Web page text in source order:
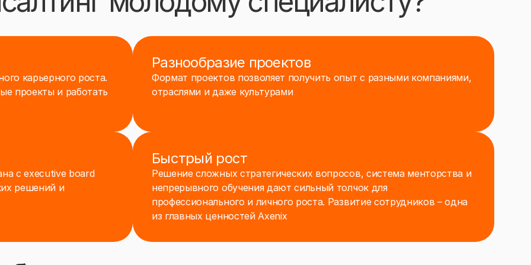
что ты:
технического/ИТ-направления, или уже закончил обучение в одной из данных сфер;
Готов (а) работать минимум 32 часа в неделю;
Имеешь критическое мышление, аналитические способности;
Уверенно знаешь Excel, PowerPoint;
конкурентная заработная плата, ДМС со стоматологией с первого дня, +5
к отпуску, компенсация питания, корпоративные скидки, компенсация фитнеса
маст-хэвы консалтинга!
карьерного роста.
проекты и работать
Разнообразие проектов
Формат проектов позволяет получить опыт с разными компаниями,
отраслями и даже культурами
с executive board
решений и
Быстрый рост
Решение сложных стратегических вопросов, система менторства и
непрерывного обучения дают сильный толчок для
профессионального и личного роста. Развитие сотрудников – одна
из главных ценностей Axenix